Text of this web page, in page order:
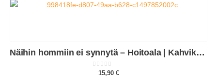
Näihin hommiin ei synnytä – Hoitoala | Kahvikuppi 330ml (0317)
out of 5
15,90 €